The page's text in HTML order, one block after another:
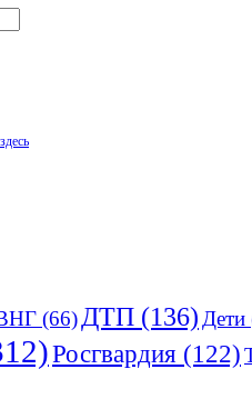
(66) ДТП (136) Дети
Росгвардия (122)